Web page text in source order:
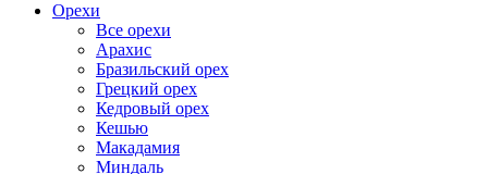
Орехи
Все орехи
Арахис
Бразильский орех
Грецкий орех
Кедровый орех
Кешью
Макадамия
Миндаль